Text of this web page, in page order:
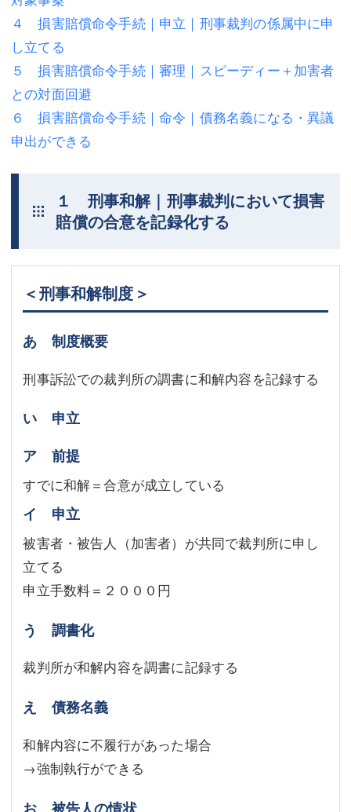
労働問題（解雇，残業等）
刑事弁護
交通事故
不動産登記
調査・書面作成
債務整理
マスコミ取材・実績
アクセス
東京事務所 (新宿・四谷)
埼玉事務所 (さいたま市)
刑事弁護
交通事故
不動産登記
商業登記
債務整理
マスコミ取材・実績
アクセス
東京事務所 (新宿・四谷)
埼玉事務所 (さいたま市)
川口事務所（埼玉県川口市）
４ 損害賠償命令手続｜申立｜刑事裁判の係属中に申
し立てる
５ 損害賠償命令手続｜審理｜スピーディー＋加害者
との対面回避
６ 損害賠償命令手続｜命令｜債務名義になる・異議
申出ができる
１ 刑事和解｜刑事裁判において損害
賠償の合意を記録化する
＜刑事和解制度＞
あ 制度概要
刑事訴訟での裁判所の調書に和解内容を記録する
い 申立
ア 前提
すでに和解＝合意が成立している
イ 申立
被害者・被告人（加害者）が共同で裁判所に申し
立てる
申立手数料＝２０００円
う 調書化
裁判所が和解内容を調書に記録する
え 債務名義
和解内容に不履行があった場合
→強制執行ができる
お 被告人の情状